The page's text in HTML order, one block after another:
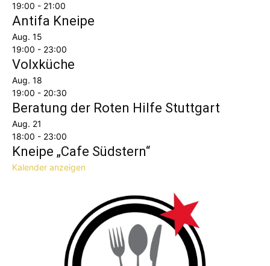
19:00 - 21:00
Antifa Kneipe
Aug. 15
19:00 - 23:00
Volxküche
Aug. 18
19:00 - 20:30
Beratung der Roten Hilfe Stuttgart
Aug. 21
18:00 - 23:00
Kneipe „Cafe Südstern“
Kalender anzeigen